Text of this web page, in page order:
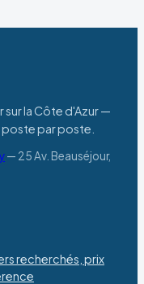
la Côte d'Azur —
par poste.
— 25 Av. Beauséjour,
recherchés, prix